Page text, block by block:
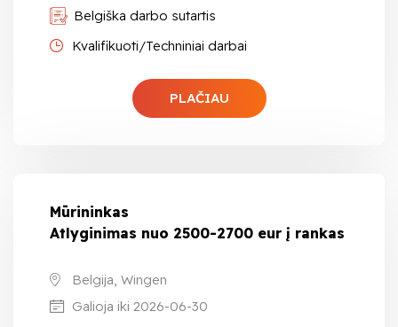
Belgiška darbo sutartis
Kvalifikuoti/Techniniai darbai
PLAČIAU
Mūrininkas
Atlyginimas nuo 2500-2700 eur į rankas
Belgija, Wingen
Galioja iki 2026-06-30